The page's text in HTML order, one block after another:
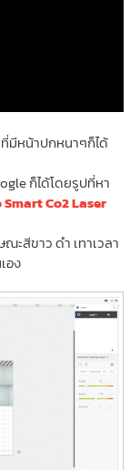
มีหน้าปกหนาๆก็ได้
ก็ได้โดยรูปที่หา
Co2 Laser
ะสีขาว ดำ เทาเวลา
อง